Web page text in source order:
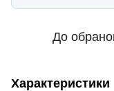
До
Характеристики